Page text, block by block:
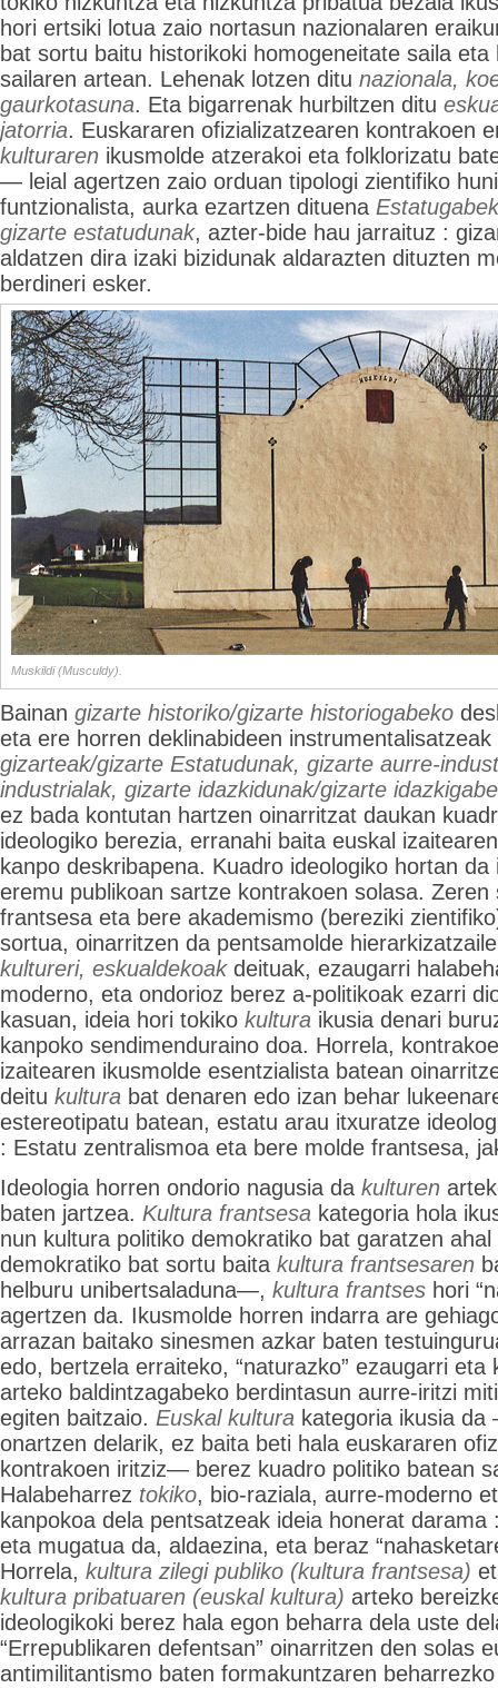
hori ertsiki lotua zaio nortasun nazionalaren
bat sortu baitu historikoki homogeneitate saila eta
sailaren artean. Lehenak lotzen ditu nazionala,
gaurkotasuna. Eta bigarrenak hurbiltzen ditu
jatorria. Euskararen ofizializatzearen kontrakoen
kulturaren ikusmolde atzerakoi eta folklorizatu
— leial agertzen zaio orduan tipologi zientifiko
funtzionalista, aurka ezartzen dituena
gizarte estatudunak, azter-bide hau jarraituz :
aldatzen dira izaki bizidunak aldarazten dituzten
berdineri esker.
Muskildi (Musculdy).
Bainan gizarte historiko/gizarte historiogabeko
eta ere horren deklinabideen
gizarteak/gizarte Estatudunak, gizarte aurre-
industrialak, gizarte idazkidunak/gizarte
ez bada kontutan hartzen oinarritzat daukan
ideologiko berezia, erranahi baita euskal
kanpo deskribapena. Kuadro ideologiko hortan
eremu publikoan sartze kontrakoen solasa. Zeren
frantsesa eta bere akademismo (bereziki
sortua, oinarritzen da pentsamolde
kultureri, eskualdekoakdeituak, ezaugarri
moderno, eta ondorioz berez a-politikoak ezarri
kasuan, ideia hori tokiko kultura ikusia denari
kanpoko sendimenduraino doa. Horrela,
izaitearen ikusmolde esentzialista batean
deitu kultura bat denaren edo izan behar
estereotipatu batean, estatu arau itxuratze
: Estatu zentralismoa eta bere molde frantsesa,
Ideologia horren ondorio nagusia da kulturen
baten jartzea. Kultura frantsesa kategoria hola
nun kultura politiko demokratiko bat garatzen
demokratiko bat sortu baita kultura frantsesaren
helburu unibertsaladuna—, kultura frantses hori
agertzen da. Ikusmolde horren indarra are
arrazan baitako sinesmen azkar baten
edo, bertzela erraiteko, “naturazko” ezaugarri eta
arteko baldintzagabeko berdintasun aurre-iritzi
egiten baitzaio. Euskal kultura kategoria ikusia
onartzen delarik, ez baita beti hala euskararen
kontrakoen iritziz— berez kuadro politiko batean
Halabeharrez tokiko, bio-raziala, aurre-moderno
kanpokoa dela pentsatzeak ideia honerat
eta mugatua da, aldaezina, eta beraz
Horrela, kultura zilegi publiko (kultura frantsesa)
kultura pribatuaren (euskal kultura) arteko
ideologikoki berez hala egon beharra dela uste
“Errepublikaren defentsan” oinarritzen den solas
antimilitantismo baten formakuntzaren